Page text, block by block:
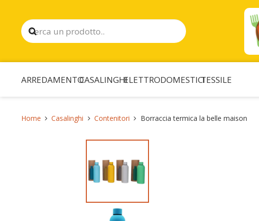
ARREDAMENTOCASALINGHIELETTRODOMESTICITESSILE
Home Casalinghi Contenitori Borraccia termica la belle maison